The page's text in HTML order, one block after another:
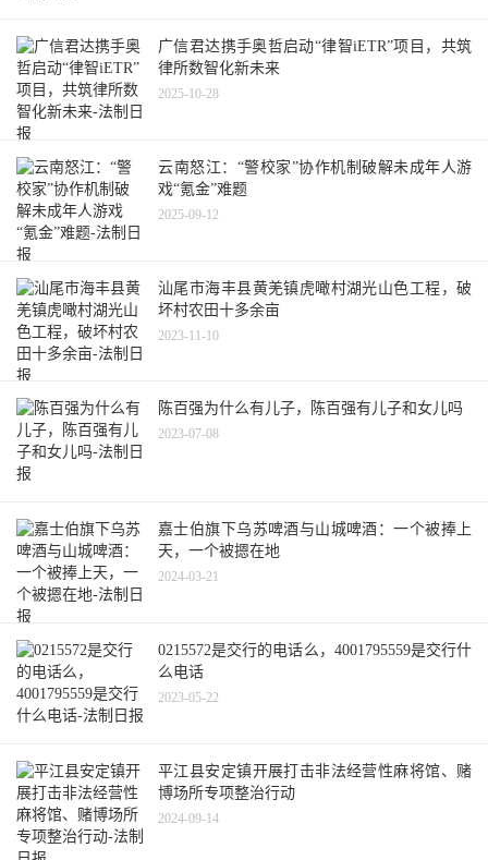
广信君达携手奥哲启动“律智iETR”项目，共筑
律所数智化新未来
2025-10-28
云南怒江：“警校家”协作机制破解未成年人游
戏“氪金”难题
2025-09-12
汕尾市海丰县黄羌镇虎噉村湖光山色工程，破
坏村农田十多余亩
2023-11-10
陈百强为什么有儿子，陈百强有儿子和女儿吗
2023-07-08
嘉士伯旗下乌苏啤酒与山城啤酒：一个被捧上
天，一个被摁在地
2024-03-21
0215572是交行的电话么，4001795559是交行什
么电话
2023-05-22
平江县安定镇开展打击非法经营性麻将馆、赌
博场所专项整治行动
2024-09-14